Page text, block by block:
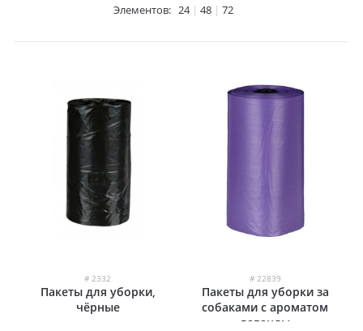
Элементов: 24| 48| 72
# 2332
Пакеты для уборки,
чёрные
# 22839
Пакеты для уборки за
собаками с ароматом
лаванды